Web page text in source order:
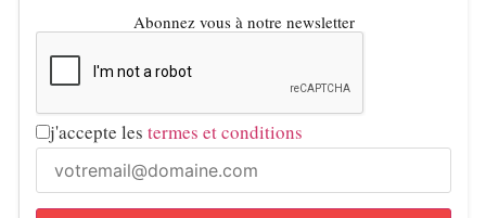
fiabilité des contrôles techniques et d’écarter de la
circulation les véhicules présentant des risques.
Abonnez vous à notre newsletter
j'accepte les termes et conditions